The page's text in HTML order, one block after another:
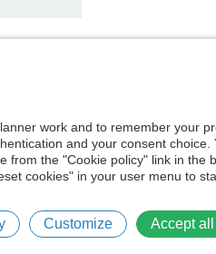
work and to remember your
and your consent choice.
from the "Cookie policy" link in the
cookies" in your user menu to